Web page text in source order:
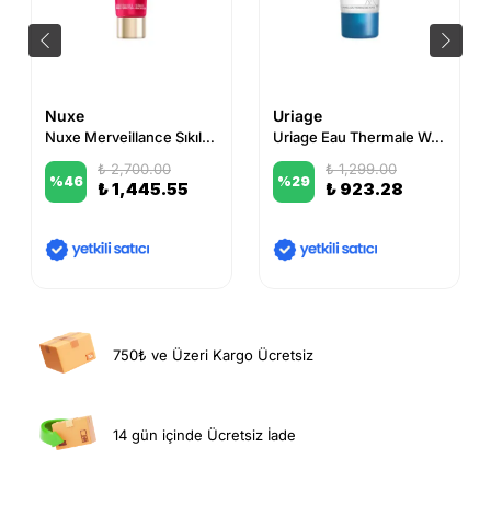
Nuxe
Nuxe Merveillance Sıkılaştırıcı Işıltı Veren Nemlendirici Krem 50 ml
%46
₺ 2,700.00
₺ 1,445.55
Uriage
Uriage Eau Thermale Water Cream 40ml
%29
₺ 1,299.00
₺ 923.28
750₺ ve Üzeri Kargo Ücretsiz
14 gün içinde Ücretsiz İade